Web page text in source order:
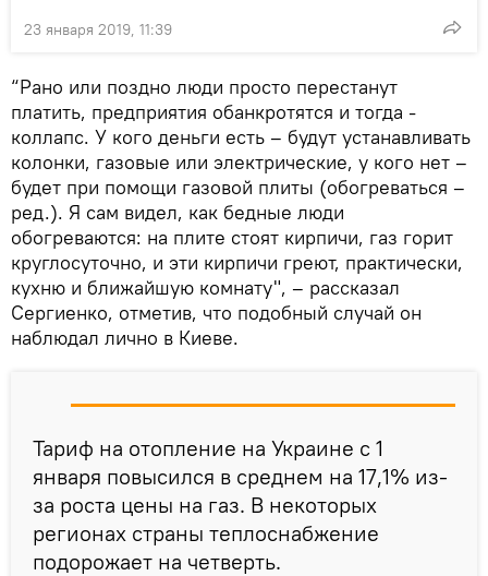
23 января 2019, 11:39
“Рано или поздно люди просто перестанут
платить, предприятия обанкротятся и тогда -
коллапс. У кого деньги есть – будут устанавливать
колонки, газовые или электрические, у кого нет –
будет при помощи газовой плиты (обогреваться –
ред.). Я сам видел, как бедные люди
обогреваются: на плите стоят кирпичи, газ горит
круглосуточно, и эти кирпичи греют, практически,
кухню и ближайшую комнату", – рассказал
Сергиенко, отметив, что подобный случай он
наблюдал лично в Киеве.
Тариф на отопление на Украине с 1
января повысился в среднем на 17,1% из-
за роста цены на газ. В некоторых
регионах страны теплоснабжение
подорожает на четверть.